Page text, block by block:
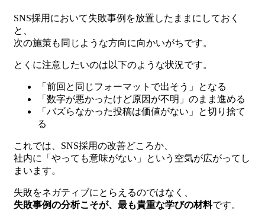
SNS採用において失敗事例を放置したままにしておく
と、
次の施策も同じような方向に向かいがちです。
とくに注意したいのは以下のような状況です。
「前回と同じフォーマットで出そう」となる
「数字が悪かったけど原因が不明」のまま進める
「バズらなかった投稿は価値がない」と切り捨て
る
これでは、SNS採用の改善どころか、
社内に「やっても意味がない」という空気が広がってし
まいます。
失敗をネガティブにとらえるのではなく、
失敗事例の分析こそが、最も貴重な学びの材料です。